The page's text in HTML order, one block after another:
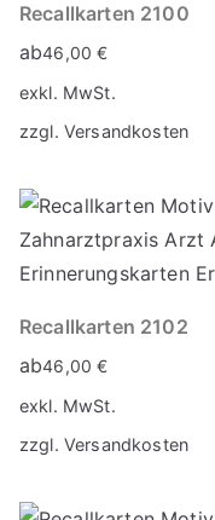
Recallkarten 2100
ab46,00€
exkl. MwSt.
zzgl. Versandkosten
Recallkarten 2102
ab46,00€
exkl. MwSt.
zzgl. Versandkosten